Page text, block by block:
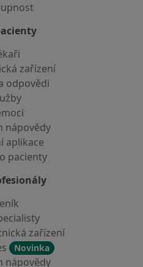
zařízení
odpovědi
nápovědy
aplikace
pacienty
zařízení
Novinka
nápovědy